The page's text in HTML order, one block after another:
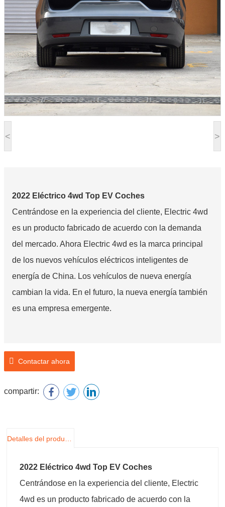
< >
2022 Eléctrico 4wd Top EV Coches
Centrándose en la experiencia del cliente, Electric 4wd
es un producto fabricado de acuerdo con la demanda
del mercado. Ahora Electric 4wd es la marca principal
de los nuevos vehículos eléctricos inteligentes de
energía de China. Los vehículos de nueva energía
cambian la vida. En el futuro, la nueva energía también
es una empresa emergente.
Contactar ahora
compartir:
2022 Eléctrico 4wd Top EV Coches
Centrándose en la experiencia del cliente, Electric
4wd es un producto fabricado de acuerdo con la